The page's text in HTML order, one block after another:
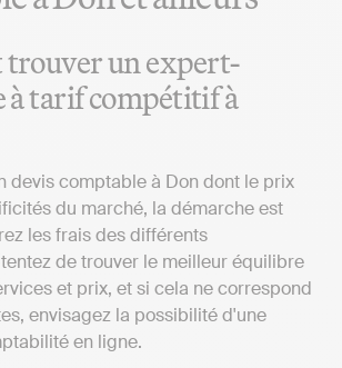
un expert-
à tarif compétitif à
devis comptable à Don dont le prix
du marché, la démarche est
les frais des différents
de trouver le meilleur équilibre
et prix, et si cela ne correspond
envisagez la possibilité d'une
en ligne.